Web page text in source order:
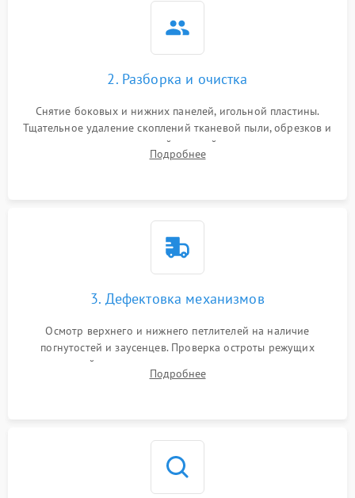
2. Разборка и очистка
Снятие боковых и нижних панелей, игольной пластины.
Тщательное удаление скоплений тканевой пыли, обрезков и
очесов из зоны петлителей и ножей с помощью жестких
кистей, пинцета и потока сжатого воздуха.
Подробнее
3. Дефектовка механизмов
Осмотр верхнего и нижнего петлителей на наличие
погнутостей и заусенцев. Проверка остроты режущих
кромок ножей, состояния приводного ремня, электромотора
и механизма дифференциальной подачи ткани.
Подробнее